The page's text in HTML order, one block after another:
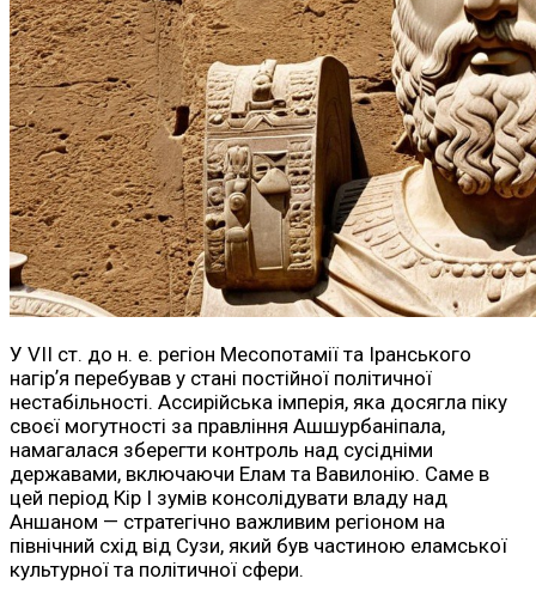
У VII ст. до н. е. регіон Месопотамії та Іранського
нагірʼя перебував у стані постійної політичної
нестабільності. Ассирійська імперія, яка досягла піку
своєї могутності за правління Ашшурбаніпала,
намагалася зберегти контроль над сусідніми
державами, включаючи Елам та Вавилонію. Саме в
цей період Кір I зумів консолідувати владу над
Аншаном — стратегічно важливим регіоном на
північний схід від Сузи, який був частиною еламської
культурної та політичної сфери.